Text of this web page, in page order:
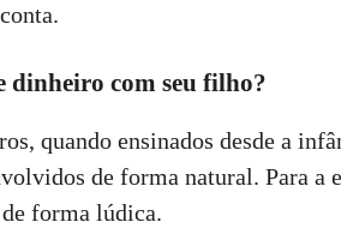
dinheiro com seu filho?
quando ensinados desde a
de forma natural. Para
forma lúdica.